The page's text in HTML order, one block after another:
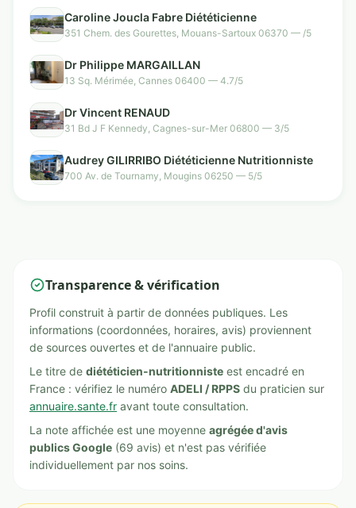
Caroline Joucla Fabre Diététicienne
351 Chem. des Gourettes, Mouans-Sartoux 06370 — /5
Dr Philippe MARGAILLAN
13 Sq. Mérimée, Cannes 06400 — 4.7/5
Dr Vincent RENAUD
31 Bd J F Kennedy, Cagnes-sur-Mer 06800 — 3/5
Audrey GILIRRIBO Diététicienne Nutritionniste
700 Av. de Tournamy, Mougins 06250 — 5/5
Transparence & vérification
Profil construit à partir de données publiques. Les
informations (coordonnées, horaires, avis) proviennent
de sources ouvertes et de l'annuaire public.
Le titre de diététicien-nutritionniste est encadré en
France : vérifiez le numéro ADELI / RPPS du praticien sur
annuaire.sante.fr avant toute consultation.
La note affichée est une moyenne agrégée d'avis
publics Google (69 avis) et n'est pas vérifiée
individuellement par nos soins.